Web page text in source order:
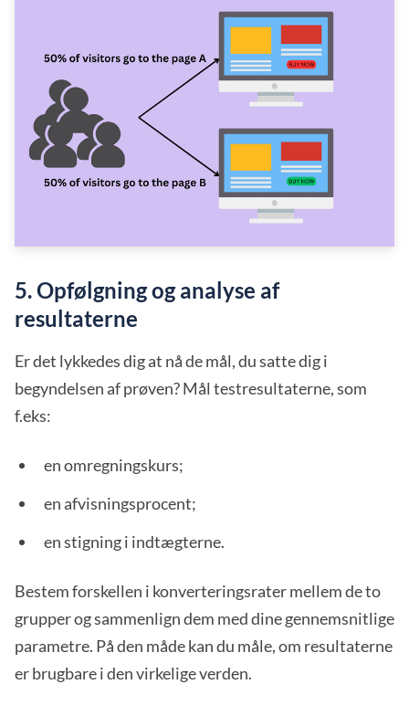
5. Opfølgning og analyse af
resultaterne
Er det lykkedes dig at nå de mål, du satte dig i
begyndelsen af prøven? Mål testresultaterne, som
f.eks:
en omregningskurs;
en afvisningsprocent;
en stigning i indtægterne.
Bestem forskellen i konverteringsrater mellem de to
grupper og sammenlign dem med dine gennemsnitlige
parametre. På den måde kan du måle, om resultaterne
er brugbare i den virkelige verden.